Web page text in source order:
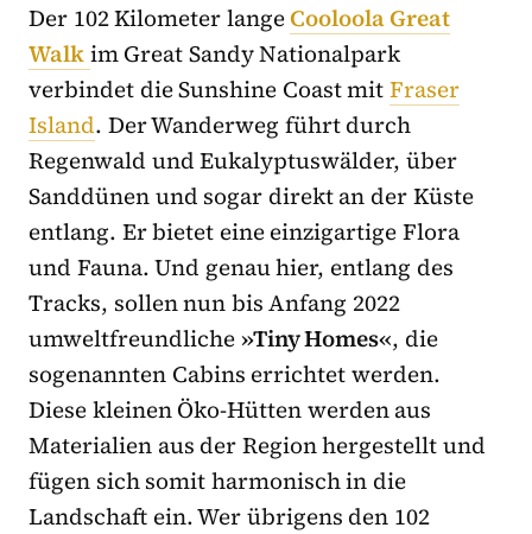
Der 102 Kilometer langeCooloola Great
Walkim Great Sandy Nationalpark
verbindet die Sunshine Coast mitFraser
Island. Der Wanderweg führt durch
Regenwald und Eukalyptuswälder, über
Sanddünen und sogar direkt an der Küste
entlang. Er bietet eine einzigartige Flora
und Fauna. Und genau hier, entlang des
Tracks, sollen nun bis Anfang 2022
umweltfreundliche »Tiny Homes«, die
sogenannten Cabins errichtet werden.
Diese kleinen Öko-Hütten werden aus
Materialien aus der Region hergestellt und
fügen sich somit harmonisch in die
Landschaft ein. Wer übrigens den 102